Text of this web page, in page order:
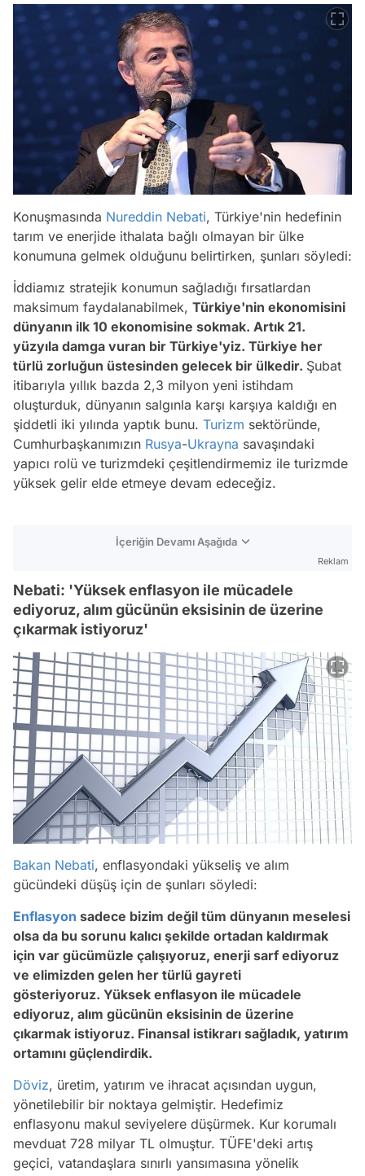
Konuşmasında Nureddin Nebati, Türkiye'nin hedefinin
tarım ve enerjide ithalata bağlı olmayan bir ülke
konumuna gelmek olduğunu belirtirken, şunları söyledi:
İddiamız stratejik konumun sağladığı fırsatlardan
maksimum faydalanabilmek, Türkiye'nin ekonomisini
dünyanın ilk 10 ekonomisine sokmak. Artık 21.
yüzyıla damga vuran bir Türkiye'yiz. Türkiye her
türlü zorluğun üstesinden gelecek bir ülkedir. Şubat
itibarıyla yıllık bazda 2,3 milyon yeni istihdam
oluşturduk, dünyanın salgınla karşı karşıya kaldığı en
şiddetli iki yılında yaptık bunu. Turizm sektöründe,
Cumhurbaşkanımızın Rusya-Ukrayna savaşındaki
yapıcı rolü ve turizmdeki çeşitlendirmemiz ile turizmde
yüksek gelir elde etmeye devam edeceğiz.
İçeriğin Devamı Aşağıda
Reklam
Nebati: 'Yüksek enflasyon ile mücadele
ediyoruz, alım gücünün eksisinin de üzerine
çıkarmak istiyoruz'
Bakan Nebati, enflasyondaki yükseliş ve alım
gücündeki düşüş için de şunları söyledi:
Enflasyon sadece bizim değil tüm dünyanın meselesi
olsa da bu sorunu kalıcı şekilde ortadan kaldırmak
için var gücümüzle çalışıyoruz, enerji sarf ediyoruz
ve elimizden gelen her türlü gayreti
gösteriyoruz. Yüksek enflasyon ile mücadele
ediyoruz, alım gücünün eksisinin de üzerine
çıkarmak istiyoruz. Finansal istikrarı sağladık, yatırım
ortamını güçlendirdik.
Döviz, üretim, yatırım ve ihracat açısından uygun,
yönetilebilir bir noktaya gelmiştir. Hedefimiz
enflasyonu makul seviyelere düşürmek. Kur korumalı
mevduat 728 milyar TL olmuştur. TÜFE'deki artış
geçici, vatandaşlara sınırlı yansımasına yönelik